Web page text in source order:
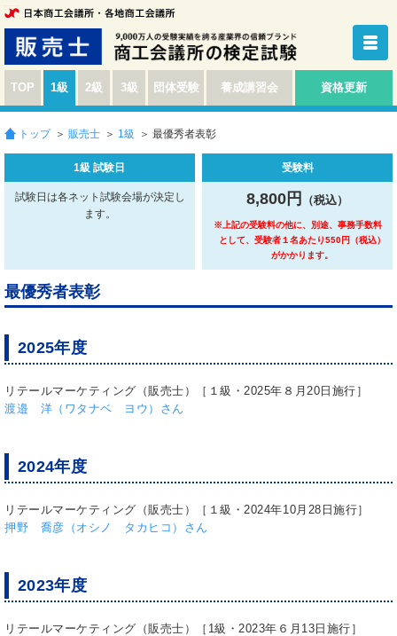
TOP 1級 2級 3級 団体受験 養成講習会 資格更新
トップ ＞ 販売士 ＞ 1級 ＞ 最優秀者表彰
1級 試験日
試験日は各ネット試験会場が決定し
ます。
受験料
8,800円 （税込）
※上記の受験料の他に、別途、事務手数料
として、受験者１名あたり550円（税込）
がかかります。
最優秀者表彰
2025年度
リテールマーケティング（販売士）［１級・2025年８月20日施行］
渡邉 洋（ワタナベ ヨウ）さん
2024年度
リテールマーケティング（販売士）［１級・2024年10月28日施行］
押野 喬彦（オシノ タカヒコ）さん
2023年度
リテールマーケティング（販売士）［1級・2023年６月13日施行］